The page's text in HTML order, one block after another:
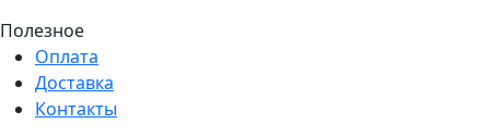
Полезное
Оплата
Доставка
Контакты